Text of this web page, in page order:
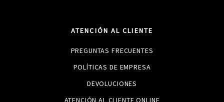
ATENCIÓN AL CLIENTE
PREGUNTAS FRECUENTES
POLÍTICAS DE EMPRESA
DEVOLUCIONES
ATENCIÓN AL CLIENTE ONLINE